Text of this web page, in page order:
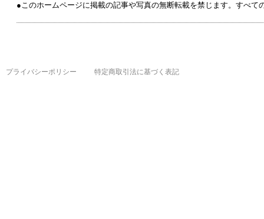
●このホームページに掲載の記事や写真の無断転載を禁じます。すべ
プライバシーポリシー 特定商取引法に基づく表記